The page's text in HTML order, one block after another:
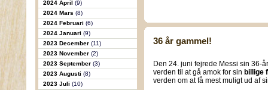
2024 April (9)
2024 Mars (8)
2024 Februari (6)
2024 Januari (9)
2023 December (11)
2023 November (2)
2023 September (3)
2023 Augusti (8)
2023 Juli (10)
36 år gammel!
Den 24. juni fejrede Messi sin 36-
verden til at gå amok for sin billige
verden om at få mest muligt ud af